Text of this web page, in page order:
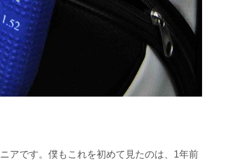
アです。僕もこれを初めて見たのは、1年前